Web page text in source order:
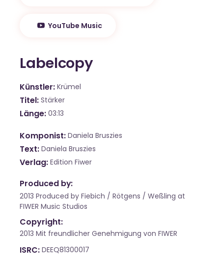
YouTube Music
Labelcopy
Künstler Krümel
Titel Stärker
Länge 03:13
Komponist Daniela Bruszies
Text Daniela Bruszies
Verlag Edition Fiwer
Produced by:
2013 Produced by Fiebich / Rötgens / Weßling at
FIWER Music Studios
Copyright:
2013 Mit freundlicher Genehmigung von FIWER
ISRC DEEQ81300017